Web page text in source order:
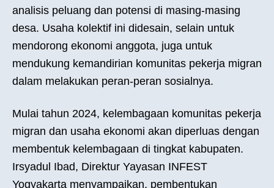
analisis peluang dan potensi di masing-masing
desa. Usaha kolektif ini didesain, selain untuk
mendorong ekonomi anggota, juga untuk
mendukung kemandirian komunitas pekerja migran
dalam melakukan peran-peran sosialnya.
Mulai tahun 2024, kelembagaan komunitas pekerja
migran dan usaha ekonomi akan diperluas dengan
membentuk kelembagaan di tingkat kabupaten.
Irsyadul Ibad, Direktur Yayasan INFEST
Yogyakarta menyampaikan, pembentukan